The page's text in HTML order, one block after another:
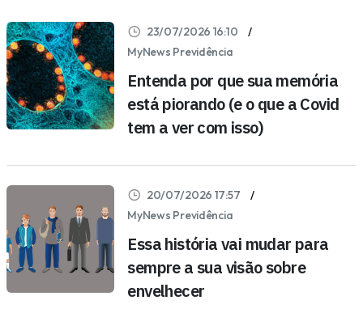
23/07/2026 16:10
MyNews Previdência
Entenda por que sua memória
está piorando (e o que a Covid
tem a ver com isso)
20/07/2026 17:57
MyNews Previdência
Essa história vai mudar para
sempre a sua visão sobre
envelhecer